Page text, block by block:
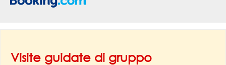
Visite guidate di gruppo